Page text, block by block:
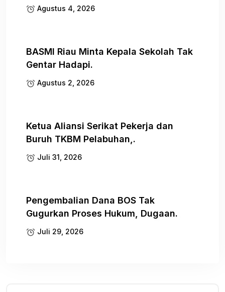
Agustus 4, 2026
BASMI Riau Minta Kepala Sekolah Tak
Gentar Hadapi.
Agustus 2, 2026
Ketua Aliansi Serikat Pekerja dan
Buruh TKBM Pelabuhan,.
Juli 31, 2026
Pengembalian Dana BOS Tak
Gugurkan Proses Hukum, Dugaan.
Juli 29, 2026